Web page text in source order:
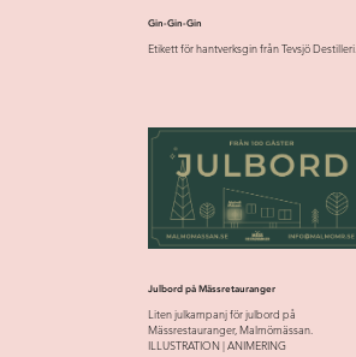
Gin-Gin-Gin
Etikett för hantverksgin från Tevsjö Destilleri.
Julbord på Mässretauranger
Liten julkampanj för julbord på
Mässrestauranger, Malmömässan.
ILLUSTRATION | ANIMERING